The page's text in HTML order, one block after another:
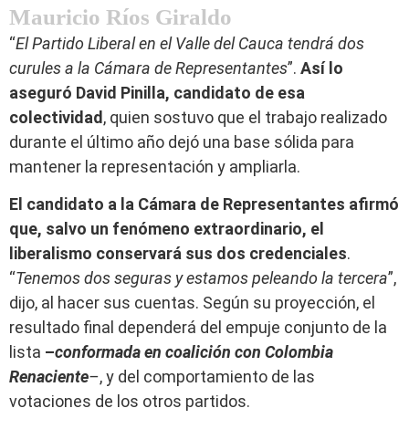
Mauricio Ríos Giraldo
“El Partido Liberal en el Valle del Cauca tendrá dos
curules a la Cámara de Representantes”. Así lo
aseguró David Pinilla, candidato de esa
colectividad , quien sostuvo que el trabajo realizado
durante el último año dejó una base sólida para
mantener la representación y ampliarla.
El candidato a la Cámara de Representantes afirmó
que, salvo un fenómeno extraordinario, el
liberalismo conservará sus dos credenciales.
“Tenemos dos seguras y estamos peleando la tercera”,
dijo, al hacer sus cuentas. Según su proyección, el
resultado final dependerá del empuje conjunto de la
lista –conformada en coalición con Colombia
Renaciente–, y del comportamiento de las
votaciones de los otros partidos.